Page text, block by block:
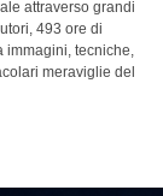
attraverso grandi
493 ore di
immagini, tecniche,
meraviglie del